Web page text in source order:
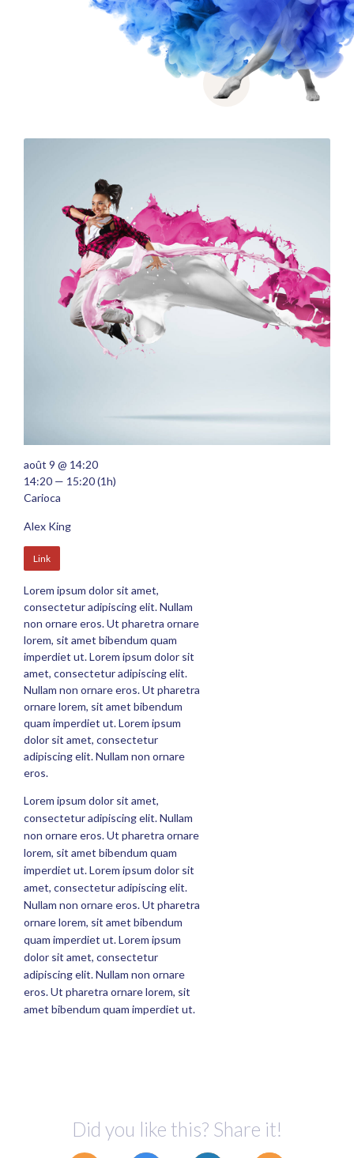
Lorem ipsum dolor sit amet,
consectetur adipiscing elit. Nullam
non ornare eros. Ut pharetra ornare
lorem, sit amet bibendum quam
imperdiet ut. Lorem ipsum dolor sit
amet, consectetur adipiscing elit.
Nullam non ornare eros. Ut pharetra
ornare lorem, sit amet bibendum
quam imperdiet ut. Lorem ipsum
dolor sit amet, consectetur
adipiscing elit. Nullam non ornare
eros.
Lorem ipsum dolor sit amet,
consectetur adipiscing elit. Nullam
non ornare eros. Ut pharetra ornare
lorem, sit amet bibendum quam
imperdiet ut. Lorem ipsum dolor sit
amet, consectetur adipiscing elit.
Nullam non ornare eros. Ut pharetra
ornare lorem, sit amet bibendum
quam imperdiet ut. Lorem ipsum
dolor sit amet, consectetur
adipiscing elit. Nullam non ornare
eros. Ut pharetra ornare lorem, sit
amet bibendum quam imperdiet ut.
août 9 @ 14:20
14:20 — 15:20(1h)
Carioca
Alex King
Link
Did you like this? Share it!